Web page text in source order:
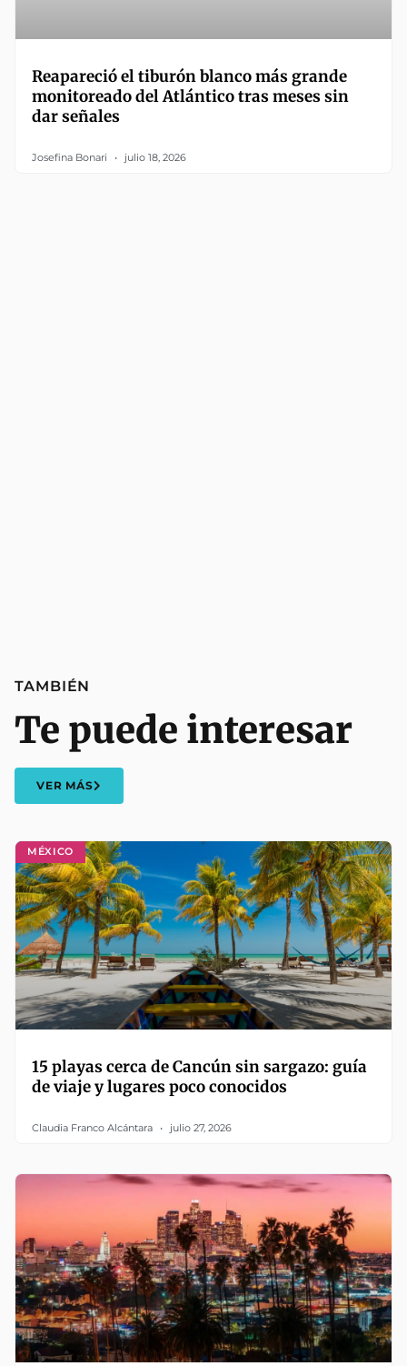
Reapareció el tiburón blanco más grande
monitoreado del Atlántico tras meses sin
dar señales
Josefina Bonari julio 18, 2026
MÉXICO
15 playas cerca de Cancún sin sargazo: guía
de viaje y lugares poco conocidos
Claudia Franco Alcántara julio 27, 2026
TAMBIÉN
Te puede interesar
VER MÁS